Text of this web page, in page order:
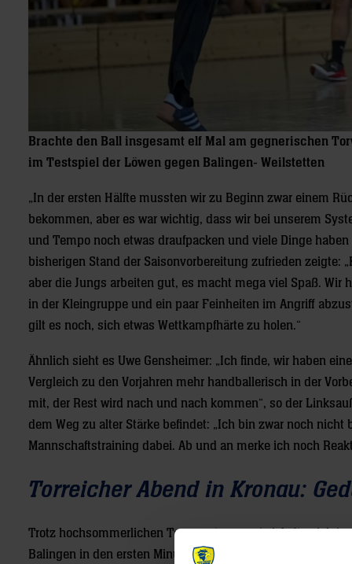
Brachte den Ball insgesamt elf Mal am gegnerischen
im Testspiel der Löwen gegen Balingen- Weilstetten
„In der ersten Hälfte mussten wir zu Beginn zwar einem
bekommen, aber es war wichtig, dass wir bei unserem
und Tempo noch etwas draufpacken und viele Dinge
bisherigen Stand der Saisonvorbereitung zufrieden zeigte:
aber die Jungs arbeiten gut, es macht mega viel Spaß.
in der Kleingruppe und ein paar Feinheiten im Angriff
gilt es noch, sich etwas Wettkampfhärte zu holen.“
Ähnlich sieht es Uwe Gensheimer: „Ich finde, wir haben
Vergleich zu den Vorjahren mehr handballerisch in der
mit, der Rest wird nach und nach kommen“, so der
dem Weg zu alter Stärke befindet: „Ich bin zwar noch
Mannschaftstraining dabei. Ab und an merke ich noch
Torreicher Abend in Kronau:
Trotz hochsommerlichen Temperaturen entwickelte sich
Balingen in den ersten Minuten leichter zu erfolgreichen